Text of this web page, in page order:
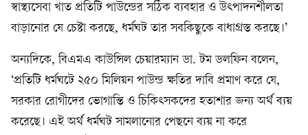
স্বাস্থ্যসেবা খাত প্রতিটি পাউন্ডের সঠিক ব্যবহার ও উৎপাদনশীলতা
বাড়ানোর যে চেষ্টা করছে, ধর্মঘট তার সবকিছুকে বাধাগ্রস্ত করছে।’
অন্যদিকে, বিএমএ কাউন্সিল চেয়ারম্যান ডা. টম ডলফিন বলেন,
‘প্রতিটি ধর্মঘটে ২৫০ মিলিয়ন পাউন্ড ক্ষতির দাবি প্রমাণ করে যে,
সরকার রোগীদের ভোগান্তি ও চিকিৎসকদের হতাশার জন্য অর্থ ব্যয়
করেছে। এই অর্থ ধর্মঘট সামলানোর পেছনে ব্যয় না করে